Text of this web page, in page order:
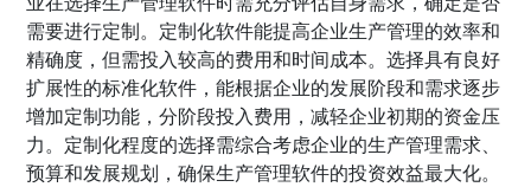
需要进行定制。定制化软件能提高企业生产管理的效率和
精确度，但需投入较高的费用和时间成本。选择具有良好
扩展性的标准化软件，能根据企业的发展阶段和需求逐步
增加定制功能，分阶段投入费用，减轻企业初期的资金压
力。定制化程度的选择需综合考虑企业的生产管理需求、
预算和发展规划，确保生产管理软件的投资效益最大化。